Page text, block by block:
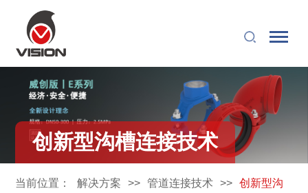
创新型沟槽连接技术
当前位置： 解决方案 >> 管道连接技术 >>
创新型沟